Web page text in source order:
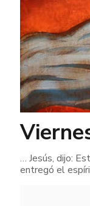
… Jesús, dijo:
entregó el